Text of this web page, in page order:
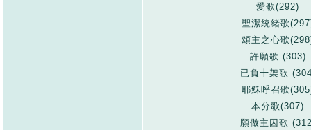
愛歌(292)
聖潔統緒歌
頌主之心歌
許願歌 (303)
已負十架歌
耶穌呼召歌
本分歌(307)
願做主囚歌